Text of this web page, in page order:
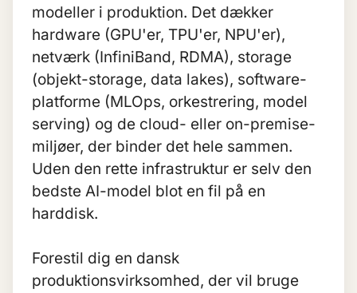
modeller i produktion. Det dækker
hardware (GPU'er, TPU'er, NPU'er),
netværk (InfiniBand, RDMA), storage
(objekt-storage, data lakes), software-
platforme (MLOps, orkestrering, model
serving) og de cloud- eller on-premise-
miljøer, der binder det hele sammen.
Uden den rette infrastruktur er selv den
bedste AI-model blot en fil på en
harddisk.
Forestil dig en dansk
produktionsvirksomhed, der vil bruge